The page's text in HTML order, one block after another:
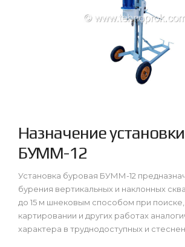
Назначение установки
БУММ-12
Установка буровая БУММ-12
бурения вертикальных и наклонных
до 15 м шнековым способом при поиске,
картировании и других работах
характера в труднодоступных и